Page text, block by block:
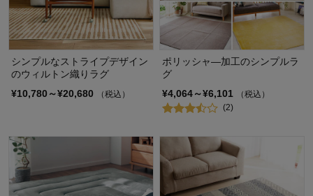
シンプルなストライプデザイン
のウィルトン織りラグ
¥10,780～¥20,680
（税込）
ポリッシャ―加工のシンプルラ
グ
¥4,064～¥6,101
（税込）
(2)